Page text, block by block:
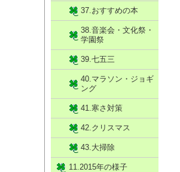
37.おすすめの本
38.音楽会・文化祭・
学園祭
39.七五三
40.マラソン・ジョギ
ング
41.寒さ対策
42.クリスマス
43.大掃除
11.2015年の様子